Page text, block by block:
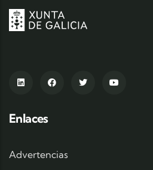
Enlaces
Advertencias